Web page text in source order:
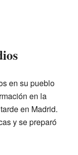
en su pueblo
en la
en Madrid.
y se preparó